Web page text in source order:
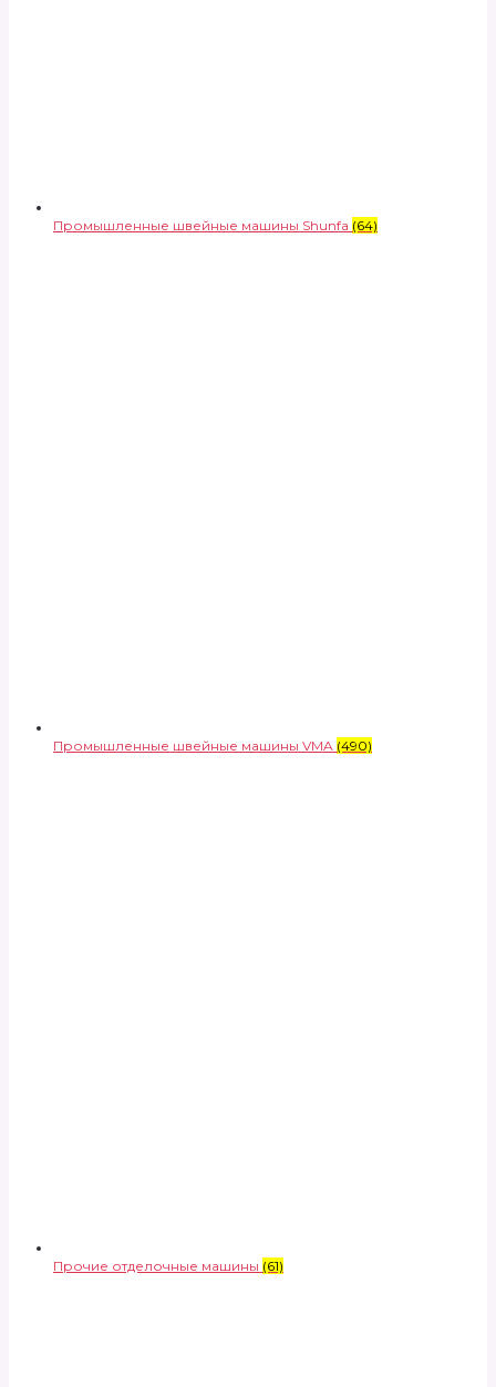
Промышленные швейные машины Shunfa (64)
Промышленные швейные машины VMA (490)
Прочие отделочные машины (61)